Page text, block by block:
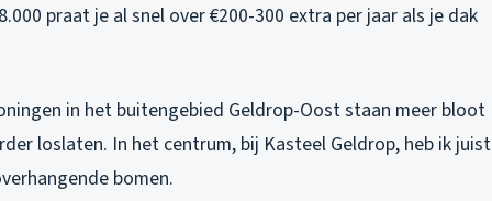
praat je al snel over €200-300 extra per jaar als je dak
in het buitengebied Geldrop-Oost staan meer bloot
loslaten. In het centrum, bij Kasteel Geldrop, heb ik juist
bomen.